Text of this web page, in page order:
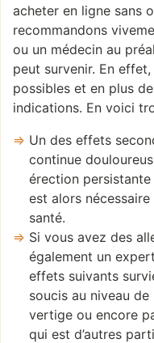
acheter en ligne sans
recommandons
ou un médecin au
peut survenir. En
possibles et en plus
indications. En voici
Un des effets
continue
érection
est alors
santé.
Si vous avez des
également un
effets suivants
soucis au niveau
vertige ou encore
qui est d’autres